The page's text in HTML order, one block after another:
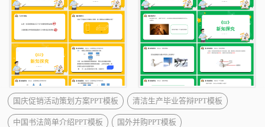
国庆促销活动策划方案PPT模板 清洁生产毕业答辩PPT模板
中国书法简单介绍PPT模板 国外并购PPT模板